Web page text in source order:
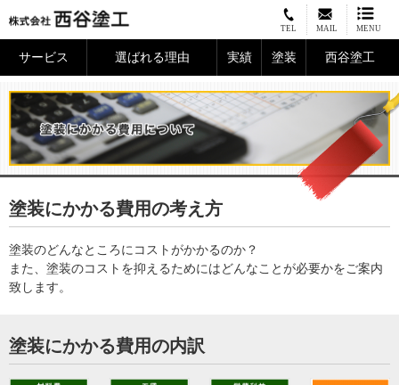
MENU
MAIL
TEL
サービス 選ばれる理由 実績 塗装 西谷塗工
塗装にかかる費用の考え方
塗装のどんなところにコストがかかるのか？
また、塗装のコストを抑えるためにはどんなことが必要かをご案内
致します。
塗装にかかる費用の内訳